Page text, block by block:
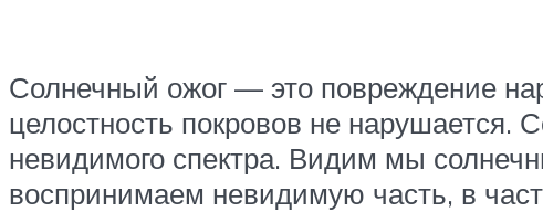
Солнечный ожог — это повреждение
целостность покровов не нарушается.
невидимого спектра. Видим мы
воспринимаем невидимую часть, в